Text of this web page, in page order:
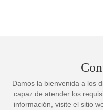
Damos la bienvenida a los
capaz de atender los
información, visite el sitio